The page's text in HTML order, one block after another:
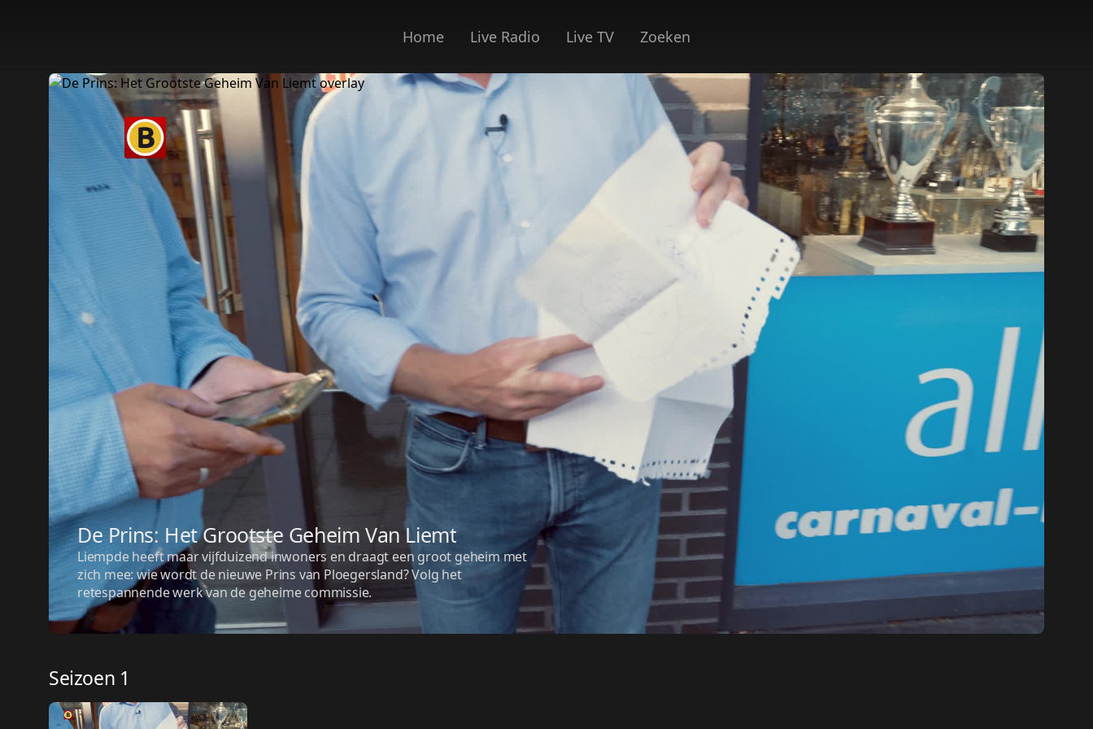
Home Live Radio Live TV Zoeken
De Prins: Het Grootste Geheim Van Liemt
Liempde heeft maar vijfduizend inwoners en draagt een groot geheim met
zich mee: wie wordt de nieuwe Prins van Ploegersland? Volg het
retespannende werk van de geheime commissie.
Seizoen 1